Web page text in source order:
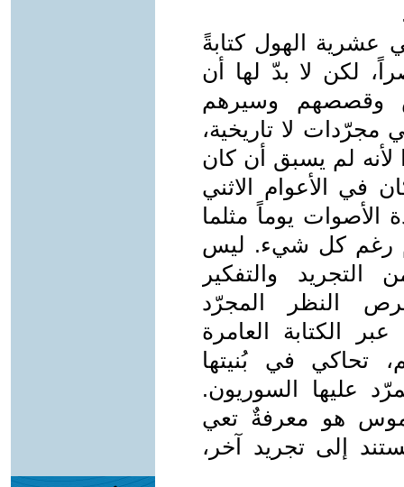
عشرية الهول كتابةً
لكن لا بدّ لها أن
وقصصهم وسيرهم
لا تاريخية،
لم يسبق أن كان
في الأعوام الاثني
الأصوات يوماً مثلما
بل إلى اليوم رغم كل شيء. ليس
والتفكير
النظر المجرّد
الكتابة العامرة
تحاكي في بُنيتها
عليها السوريون.
هو معرفةٌ تعي
إلى تجريد آخر،